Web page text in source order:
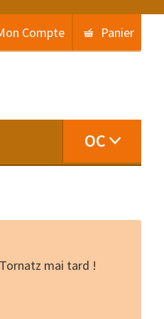
Compte Panier
OC
mai tard !